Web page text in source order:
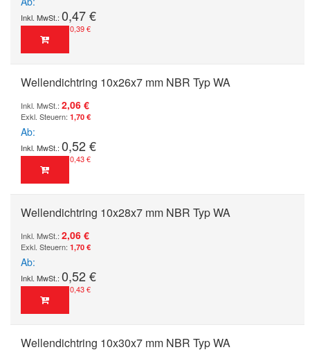
0,47 €
0,39 €
Wellendichtring 10x26x7 mm NBR Typ WA
2,06 €
1,70 €
Ab
0,52 €
0,43 €
Wellendichtring 10x28x7 mm NBR Typ WA
2,06 €
1,70 €
Ab
0,52 €
0,43 €
Wellendichtring 10x30x7 mm NBR Typ WA